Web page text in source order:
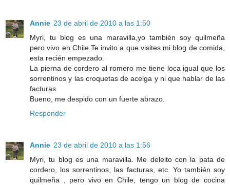
Annie 23 de abril de 2010 a las 1:50
Myri, tu blog es una maravilla,yo también soy quilmeña
pero vivo en Chile.Te invito a que visites mi blog de comida,
esta recién empezado.
La pierna de cordero al romero me tiene loca igual que los
sorrentinos y las croquetas de acelga y ni que hablar de las
facturas.
Bueno, me despido con un fuerte abrazo.
Responder
Annie 23 de abril de 2010 a las 1:56
Myri, tu blog es una maravilla. Me deleito con la pata de
cordero, los sorrentinos, las facturas, etc. Yo también soy
quilmeña , pero vivo en Chile, tengo un blog de cocina